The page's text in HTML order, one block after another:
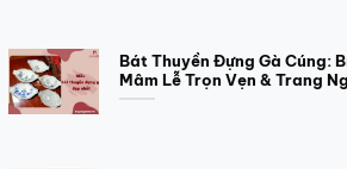
Bát Thuyền Đựng Gà Cúng:
Mâm Lễ Trọn Vẹn & Trang